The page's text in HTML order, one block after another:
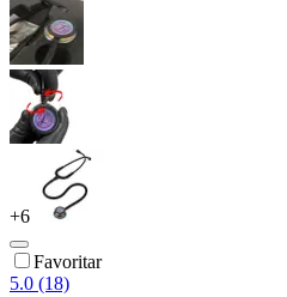
+6
Favoritar
5.0 (18)